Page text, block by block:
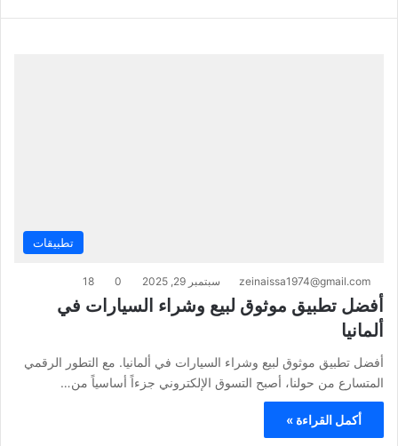
تطبيقات
zeinaissa1974@gmail.com سبتمبر 29, 2025 0
18
أفضل تطبيق موثوق لبيع وشراء السيارات في
ألمانيا
أفضل تطبيق موثوق لبيع وشراء السيارات في ألمانيا. مع التطور الرقمي
المتسارع من حولنا، أصبح التسوق الإلكتروني جزءاً أساسياً من…
أكمل القراءة »